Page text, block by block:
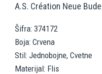
A.S. Création Neue
Šifra: 374172
Boja: Crvena
Stil: Jednobojne, Cvetne
Materijal: Flis